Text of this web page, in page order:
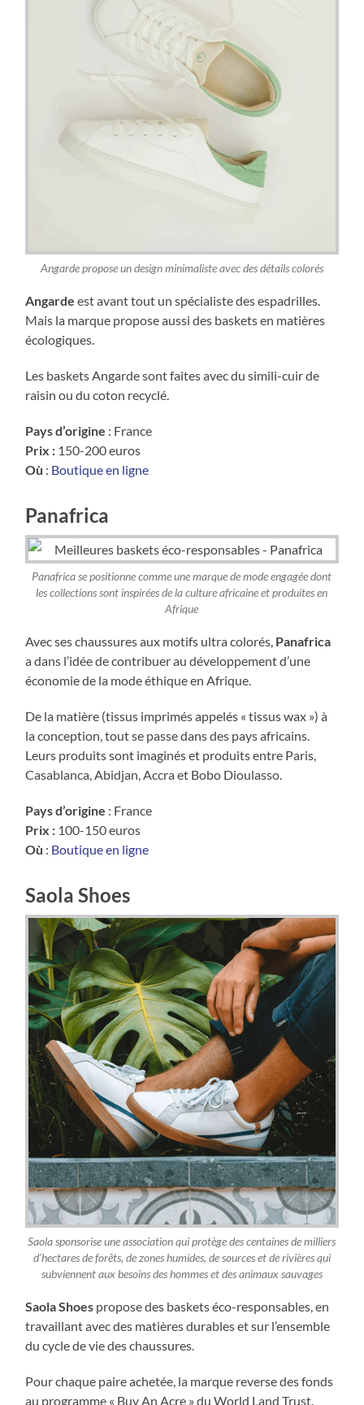
Angarde propose un design minimaliste avec des détails colorés
Angarde est avant tout un spécialiste des espadrilles.
Mais la marque propose aussi des baskets en matières
écologiques.
Les baskets Angarde sont faites avec du simili-cuir de
raisin ou du coton recyclé.
Pays d’origine : France
Prix : 150-200 euros
Où : Boutique en ligne
Panafrica
Panafrica se positionne comme une marque de mode engagée dont
les collections sont inspirées de la culture africaine et produites en
Afrique
Avec ses chaussures aux motifs ultra colorés, Panafrica
a dans l’idée de contribuer au développement d’une
économie de la mode éthique en Afrique.
De la matière (tissus imprimés appelés « tissus wax ») à
la conception, tout se passe dans des pays africains.
Leurs produits sont imaginés et produits entre Paris,
Casablanca, Abidjan, Accra et Bobo Dioulasso.
Pays d’origine : France
Prix : 100-150 euros
Où : Boutique en ligne
Saola Shoes
Saola sponsorise une association qui protège des centaines de milliers
d’hectares de forêts, de zones humides, de sources et de rivières qui
subviennent aux besoins des hommes et des animaux sauvages
Saola Shoes propose des baskets éco-responsables, en
travaillant avec des matières durables et sur l’ensemble
du cycle de vie des chaussures.
Pour chaque paire achetée, la marque reverse des fonds
au programme « Buy An Acre » du World Land Trust.